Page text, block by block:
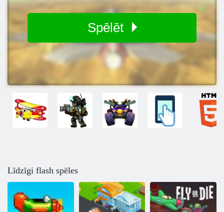
Spēlēt
Līdzīgi flash spēles